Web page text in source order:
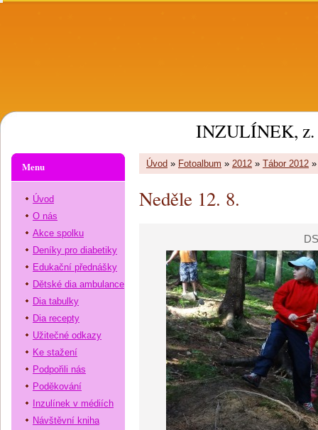
INZULÍNEK, z.
Úvod » Fotoalbum » 2012 » Tábor 2012
Neděle 12. 8.
Menu
Úvod
O nás
Akce spolku
Deníky pro diabetiky
Edukační přednášky
Dětské dia ambulance
Dia tabulky
Dia recepty
Užitečné odkazy
Ke stažení
Podpořili nás
Poděkování
Inzulínek v médiích
Návštěvní kniha